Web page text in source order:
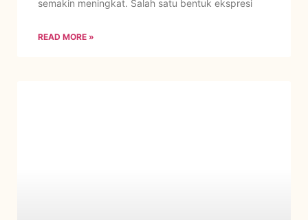
semakin meningkat. Salah satu bentuk ekspresi
READ MORE »